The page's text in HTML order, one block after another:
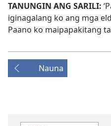
TANUNGIN ANG SARILI:
iginagalang ko ang mga
Paano ko maipapakitang
Nauna